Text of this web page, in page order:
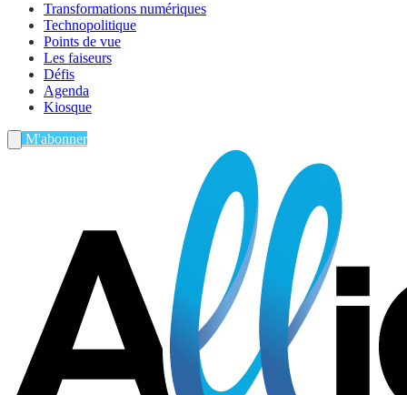
Transformations numériques
Technopolitique
Points de vue
Les faiseurs
Défis
Agenda
Kiosque
M'abonner